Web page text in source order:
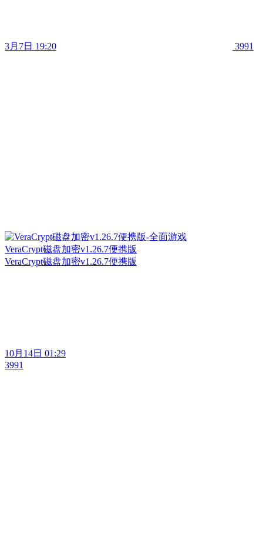
3月7日 19:20 3991
VeraCrypt磁盘加密v1.26.7便携版
VeraCrypt磁盘加密v1.26.7便携版
10月14日 01:29
3991